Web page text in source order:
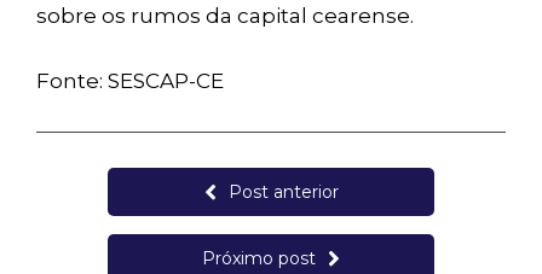
sobre os rumos da capital cearense.
Fonte: SESCAP-CE
Post anterior
Próximo post